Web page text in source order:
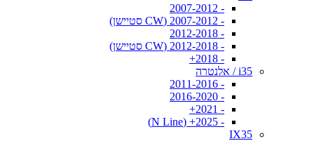
- 2007-2012
- 2007-2012 (CW סטיישן)
- 2012-2018
- 2012-2018 (CW סטיישן)
- 2018+
i35 / אלנטרה
- 2011-2016
- 2016-2020
- 2021+
- 2025+ (N Line)
IX35